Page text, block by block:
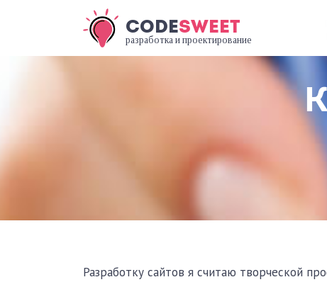
CODESWEET
разработка и проектирование
Разработку сайтов я считаю творческой